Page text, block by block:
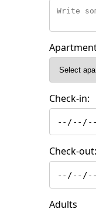
Check-in:
Check-out:
Adults